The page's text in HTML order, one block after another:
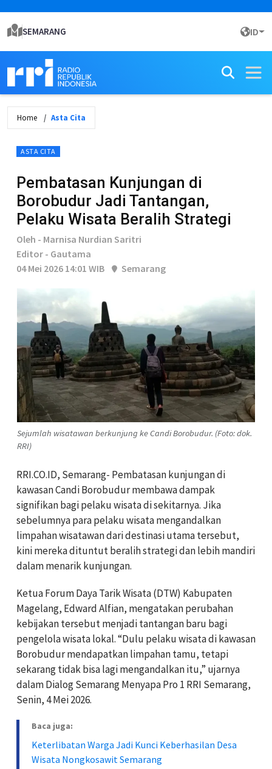
SEMARANG ID
Home Asta Cita
ASTA CITA
Pembatasan Kunjungan di
Borobudur Jadi Tantangan,
Pelaku Wisata Beralih Strategi
Oleh - Marnisa Nurdian Saritri
Editor - Gautama
04 Mei 2026 14:01 WIB
Semarang
Sejumlah wisatawan berkunjung ke Candi Borobudur. (Foto: dok.
RRI)
RRI.CO.ID, Semarang- Pembatasan kunjungan di
kawasan Candi Borobudur membawa dampak
signifikan bagi pelaku wisata di sekitarnya. Jika
sebelumnya para pelaku wisata mengandalkan
limpahan wisatawan dari destinasi utama tersebut,
kini mereka dituntut beralih strategi dan lebih mandiri
dalam menarik kunjungan.
Ketua Forum Daya Tarik Wisata (DTW) Kabupaten
Magelang, Edward Alfian, mengatakan perubahan
kebijakan tersebut menjadi tantangan baru bagi
pengelola wisata lokal. “Dulu pelaku wisata di kawasan
Borobudur mendapatkan limpahan tamu, tetapi
sekarang tidak bisa lagi mengandalkan itu,” ujarnya
dalam Dialog Semarang Menyapa Pro 1 RRI Semarang,
Senin, 4 Mei 2026.
Baca juga:
Keterlibatan Warga Jadi Kunci Keberhasilan Desa
Wisata Nongkosawit Semarang